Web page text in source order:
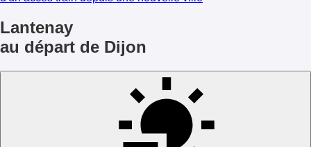
Lantenay
au départ de Dijon